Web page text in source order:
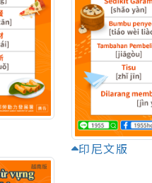
印尼文版